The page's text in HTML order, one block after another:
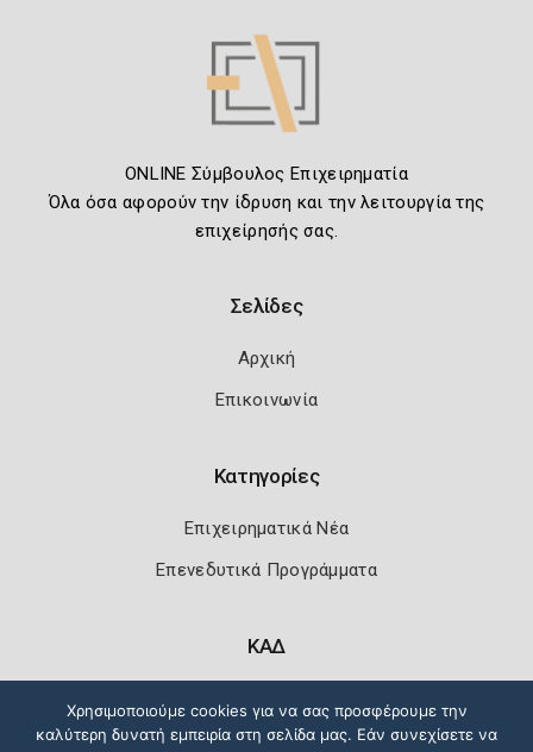
ONLINE Σύμβουλος Επιχειρηματία
Όλα όσα αφορούν την ίδρυση και την λειτουργία της
επιχείρησής σας.
Σελίδες
Αρχική
Επικοινωνία
Κατηγορίες
Επιχειρηματικά Νέα
Επενεδυτικά Προγράμματα
ΚΑΔ
Χρησιμοποιούμε cookies για να σας προσφέρουμε την
καλύτερη δυνατή εμπειρία στη σελίδα μας. Εάν συνεχίσετε να